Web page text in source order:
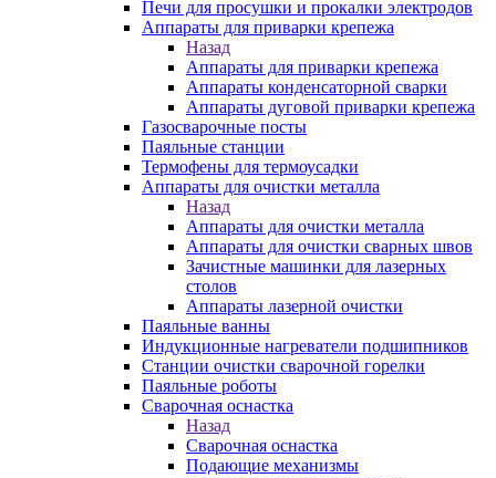
Печи для просушки и прокалки электродов
Аппараты для приварки крепежа
Назад
Аппараты для приварки крепежа
Аппараты конденсаторной сварки
Аппараты дуговой приварки крепежа
Газосварочные посты
Паяльные станции
Термофены для термоусадки
Аппараты для очистки металла
Назад
Аппараты для очистки металла
Аппараты для очистки сварных швов
Зачистные машинки для лазерных
столов
Аппараты лазерной очистки
Паяльные ванны
Индукционные нагреватели подшипников
Станции очистки сварочной горелки
Паяльные роботы
Сварочная оснастка
Назад
Сварочная оснастка
Подающие механизмы